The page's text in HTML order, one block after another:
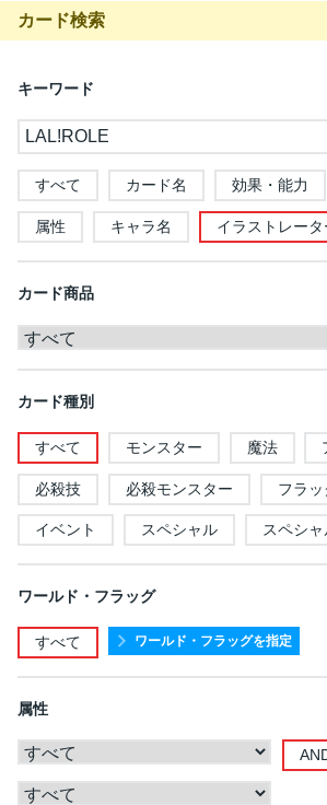
カード検索
キーワード
すべて カード名 効果・能力
属性 キャラ名 イラストレータ
カード商品
カード種別
すべて モンスター 魔法
必殺技 必殺モンスター フラッ
イベント スペシャル スペシ
ワールド・フラッグ
すべて ワールド・フラッグを指定
属性